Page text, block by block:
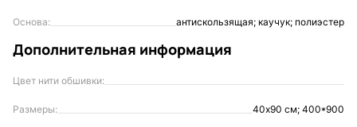
Основа: антискользящая; каучук; полиэстер
Дополнительная информация
Цвет нити обшивки:
Размеры: 40х90 см; 400*900